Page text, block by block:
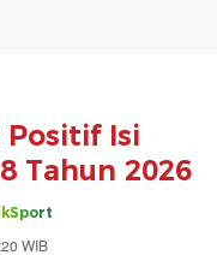
Positif Isi
Tahun 2026
WIB